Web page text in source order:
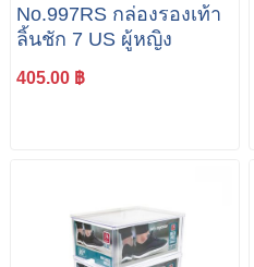
No.997RS กล่องรองเท้า
ลิ้นชัก 7 US ผู้หญิง
405.00 ฿